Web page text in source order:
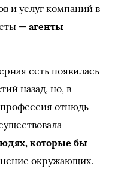
и услуг компаний в
—агенты
сеть появилась
назад, но, в
отнюдь
которые бы
окружающих.